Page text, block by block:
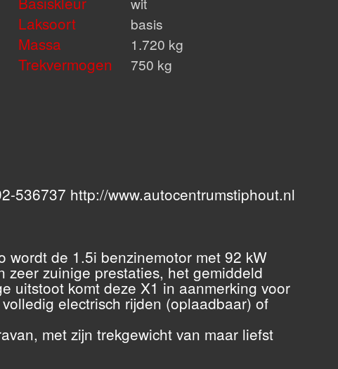
Laksoort basis
Massa 1.720 kg
Trekvermogen 750 kg
536737 http://www.autocentrumstiphout.nl
wordt de 1.5i benzinemotor met 92 kW
zeer zuinige prestaties, het gemiddeld
uitstoot komt deze X1 in aanmerking voor
electrisch rijden (oplaadbaar) of
met zijn trekgewicht van maar liefst